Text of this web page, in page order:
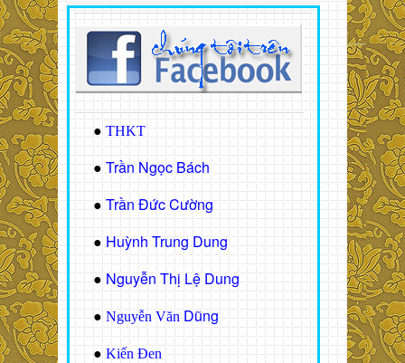
● THKT
● Trần Ngọc Bách
● Trần Đức Cường
● Huỳnh Trung Dung
● Nguyễn Thị Lệ Dung
● Nguyễn Văn Dũng
● Kiến Đen